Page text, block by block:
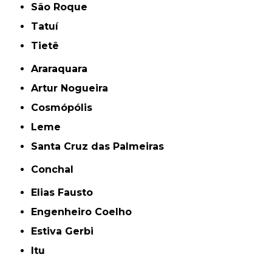
São Roque
Tatuí
Tietê
Araraquara
Artur Nogueira
Cosmópólis
Leme
Santa Cruz das Palmeiras
Conchal
Elias Fausto
Engenheiro Coelho
Estiva Gerbi
Itu